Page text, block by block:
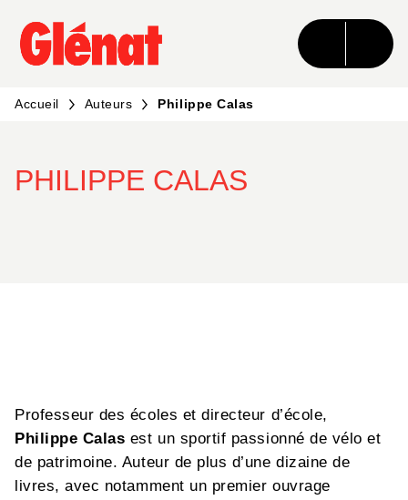
MENU RECHERCHE CONTENU
PIED DE PAGE
Accueil Auteurs Philippe Calas
PHILIPPE CALAS
Professeur des écoles et directeur d’école,
Philippe Calas est un sportif passionné de vélo et
de patrimoine. Auteur de plus d’une dizaine de
livres, avec notamment un premier ouvrage